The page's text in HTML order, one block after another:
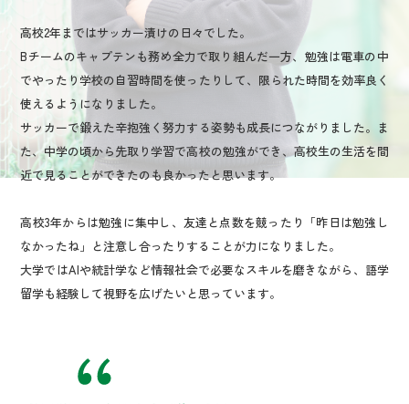
高校2年まではサッカー漬けの日々でした。
Bチームのキャプテンも務め全力で取り組んだ一方、勉強は電車の中
でやったり学校の自習時間を使ったりして、限られた時間を効率良く
使えるようになりました。
サッカーで鍛えた辛抱強く努力する姿勢も成長につながりました。ま
た、中学の頃から先取り学習で高校の勉強ができ、高校生の生活を間
近で見ることができたのも良かったと思います。
高校3年からは勉強に集中し、友達と点数を競ったり「昨日は勉強し
なかったね」と注意し合ったりすることが力になりました。
大学ではAIや統計学など情報社会で必要なスキルを磨きながら、語学
留学も経験して視野を広げたいと思っています。